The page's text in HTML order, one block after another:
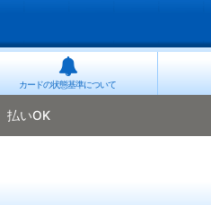
カードの状態基準について
払いOK